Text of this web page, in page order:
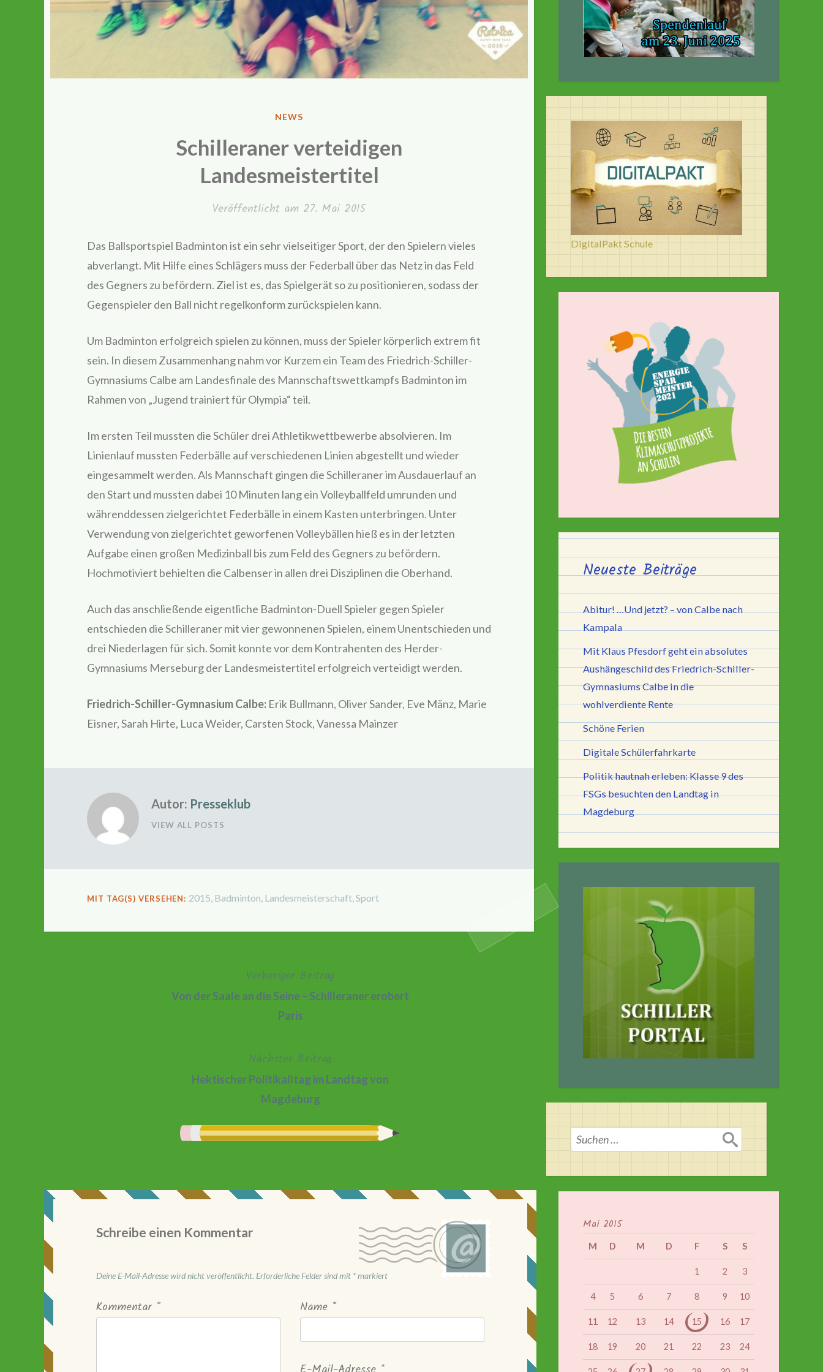
VERÖFFENTLICHT
NEWS
Schilleraner verteidigen
Landesmeistertitel
Veröffentlicht am 27. Mai 2015
Das Ballsportspiel Badminton ist ein sehr vielseitiger Sport, der den Spielern vieles
abverlangt. Mit Hilfe eines Schlägers muss der Federball über das Netz in das Feld
des Gegners zu befördern. Ziel ist es, das Spielgerät so zu positionieren, sodass der
Gegenspieler den Ball nicht regelkonform zurückspielen kann.
Um Badminton erfolgreich spielen zu können, muss der Spieler körperlich extrem fit
sein. In diesem Zusammenhang nahm vor Kurzem ein Team des Friedrich-Schiller-
Gymnasiums Calbe am Landesfinale des Mannschaftswettkampfs Badminton im
Rahmen von „Jugend trainiert für Olympia“ teil.
Im ersten Teil mussten die Schüler drei Athletikwettbewerbe absolvieren. Im
Linienlauf mussten Federbälle auf verschiedenen Linien abgestellt und wieder
eingesammelt werden. Als Mannschaft gingen die Schilleraner im Ausdauerlauf an
den Start und mussten dabei 10 Minuten lang ein Volleyballfeld umrunden und
währenddessen zielgerichtet Federbälle in einem Kasten unterbringen. Unter
Verwendung von zielgerichtet geworfenen Volleybällen hieß es in der letzten
Aufgabe einen großen Medizinball bis zum Feld des Gegners zu befördern.
Hochmotiviert behielten die Calbenser in allen drei Disziplinen die Oberhand.
Auch das anschließende eigentliche Badminton-Duell Spieler gegen Spieler
entschieden die Schilleraner mit vier gewonnenen Spielen, einem Unentschieden und
drei Niederlagen für sich. Somit konnte vor dem Kontrahenten des Herder-
Gymnasiums Merseburg der Landesmeistertitel erfolgreich verteidigt werden.
Friedrich-Schiller-Gymnasium Calbe: Erik Bullmann, Oliver Sander, Eve Mänz, Marie
Eisner, Sarah Hirte, Luca Weider, Carsten Stock, Vanessa Mainzer
Autor: Presseklub
VIEW ALL POSTS
MIT TAG(S) VERSEHEN: 2015 Badminton Landesmeisterschaft Sport
Vorheriger Beitrag
Von der Saale an die Seine – Schilleraner erobert
Paris
Nächster Beitrag
Hektischer Politikalltag im Landtag von
Magdeburg
Schreibe einen Kommentar
Deine E-Mail-Adresse wird nicht veröffentlicht. Erforderliche Felder sind mit *markiert
Kommentar * Name *
DigitalPakt Schule
Neueste Beiträge
Abitur! …Und jetzt? – von Calbe nach
Kampala
Mit Klaus Pfesdorf geht ein absolutes
Aushängeschild des Friedrich-Schiller-
Gymnasiums Calbe in die
wohlverdiente Rente
Schöne Ferien
Digitale Schülerfahrkarte
Politik hautnah erleben: Klasse 9 des
FSGs besuchten den Landtag in
Magdeburg
Suchen
nach:
Mai 2015
M D M D F S S
1 2 3
4 5 6 7 8 9 10
11 12 13 14 15 16 17
18 19 20 21 22 23 24